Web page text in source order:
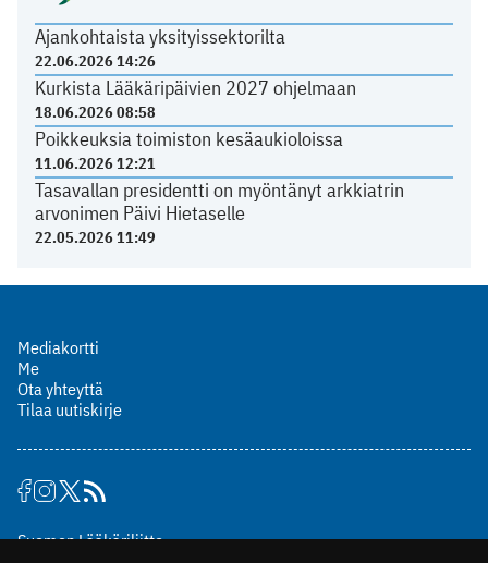
Ajankohtaista yksityissektorilta
22.06.2026 14:26
Kurkista Lääkäripäivien 2027 ohjelmaan
18.06.2026 08:58
Poikkeuksia toimiston kesäaukioloissa
11.06.2026 12:21
Tasavallan presidentti on myöntänyt arkkiatrin
arvonimen Päivi Hietaselle
22.05.2026 11:49
Mediakortti
Me
Ota yhteyttä
Tilaa uutiskirje
Suomen Lääkäriliitto